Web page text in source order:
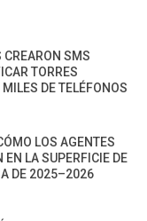
CREARON SMS
TORRES
DE TELÉFONOS
LOS AGENTES
EN LA SUPERFICIE DE
DE 2025–2026